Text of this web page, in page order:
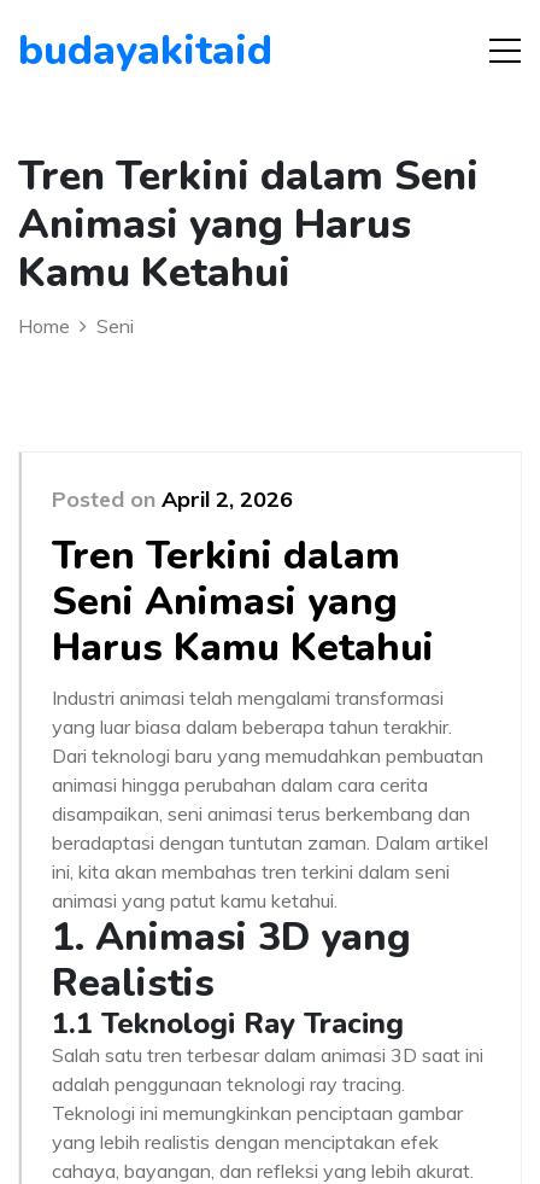
budayakitaid
Tren Terkini dalam Seni
Animasi yang Harus
Kamu Ketahui
Home Seni
Posted on April 2, 2026
Tren Terkini dalam
Seni Animasi yang
Harus Kamu Ketahui
Industri animasi telah mengalami transformasi
yang luar biasa dalam beberapa tahun terakhir.
Dari teknologi baru yang memudahkan pembuatan
animasi hingga perubahan dalam cara cerita
disampaikan, seni animasi terus berkembang dan
beradaptasi dengan tuntutan zaman. Dalam artikel
ini, kita akan membahas tren terkini dalam seni
animasi yang patut kamu ketahui.
1. Animasi 3D yang
Realistis
1.1 Teknologi Ray Tracing
Salah satu tren terbesar dalam animasi 3D saat ini
adalah penggunaan teknologi ray tracing.
Teknologi ini memungkinkan penciptaan gambar
yang lebih realistis dengan menciptakan efek
cahaya, bayangan, dan refleksi yang lebih akurat.